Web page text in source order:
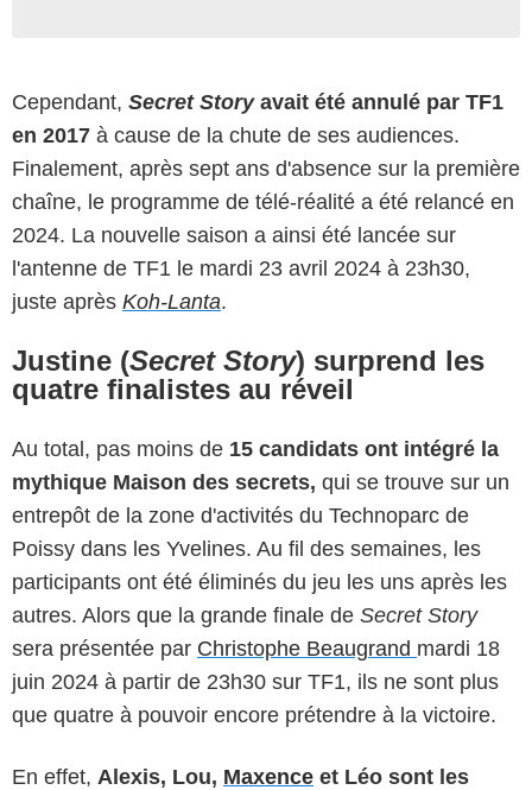
Cependant, Secret Storyavait été annulé par TF1
en 2017 à cause de la chute de ses audiences.
Finalement, après sept ans d'absence sur la première
chaîne, le programme de télé-réalité a été relancé en
2024. La nouvelle saison a ainsi été lancée sur
l'antenne de TF1 le mardi 23 avril 2024 à 23h30,
juste après Koh-Lanta.
Justine (Secret Story) surprend les
quatre finalistes au réveil
Au total, pas moins de 15 candidats ont intégré la
mythique Maison des secrets, qui se trouve sur un
entrepôt de la zone d'activités du Technoparc de
Poissy dans les Yvelines. Au fil des semaines, les
participants ont été éliminés du jeu les uns après les
autres. Alors que la grande finale de Secret Story
sera présentée par Christophe Beaugrand mardi 18
juin 2024 à partir de 23h30 sur TF1, ils ne sont plus
que quatre à pouvoir encore prétendre à la victoire.
En effet, Alexis, Lou, Maxence et Léo sont les